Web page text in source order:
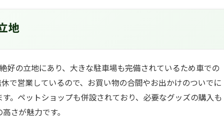
地
好の立地にあり、大きな駐車場も完備されているため車での
で営業しているので、お買い物の合間やお出かけのついでに
。ペットショップも併設されており、必要なグッズの購入も
さが魅力です。